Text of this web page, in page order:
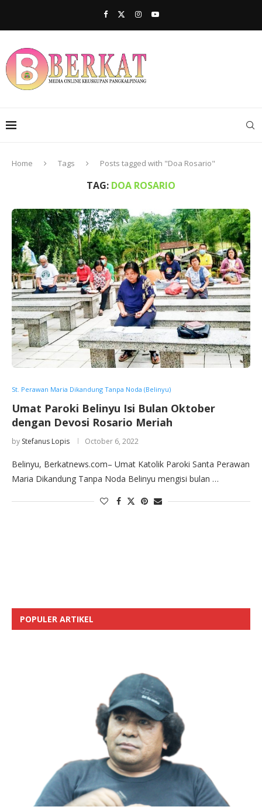
Home Tags Posts tagged with "Doa Rosario"
TAG: DOA ROSARIO
St. Perawan Maria Dikandung Tanpa Noda (Belinyu)
Umat Paroki Belinyu Isi Bulan Oktober
dengan Devosi Rosario Meriah
by Stefanus Lopis October 6, 2022
Belinyu, Berkatnews.com– Umat Katolik Paroki Santa Perawan
Maria Dikandung Tanpa Noda Belinyu mengisi bulan …
POPULER ARTIKEL